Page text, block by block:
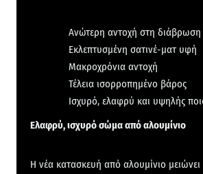
Ανώτερη αντοχή στη διάβρωση
Εκλεπτυσμένη σατινέ-ματ υφή
Μακροχρόνια αντοχή
Τέλεια ισορροπημένο βάρος
Ισχυρό, ελαφρύ και υψηλής
Ελαφρύ, ισχυρό σώμα από αλουμίνιο
Η νέα κατασκευή από αλουμίνιο